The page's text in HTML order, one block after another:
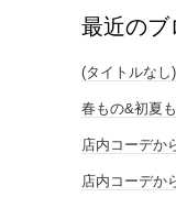
最近のブ
(タイトルなし)
春もの&初夏
店内コーデか
店内コーデか